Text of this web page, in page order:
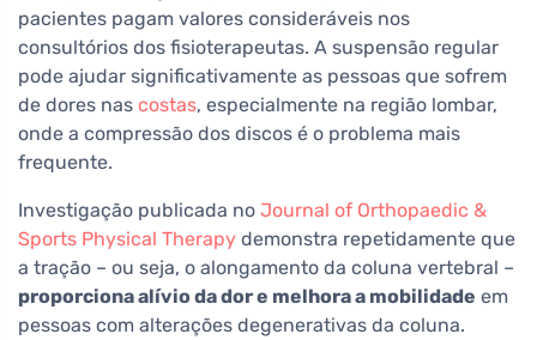
pacientes pagam valores consideráveis nos
consultórios dos fisioterapeutas. A suspensão regular
pode ajudar significativamente as pessoas que sofrem
de dores nas costas, especialmente na região lombar,
onde a compressão dos discos é o problema mais
frequente.
Investigação publicada no Journal of Orthopaedic &
Sports Physical Therapy demonstra repetidamente que
a tração – ou seja, o alongamento da coluna vertebral –
proporciona alívio da dor e melhora a mobilidade em
pessoas com alterações degenerativas da coluna.